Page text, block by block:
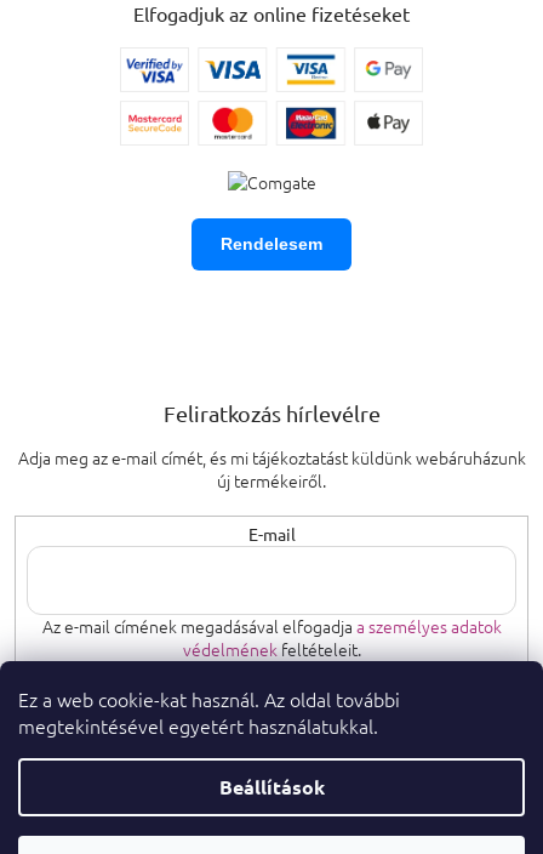
Ez a web cookie-kat használ. Az oldal további
megtekintésével egyetért használatukkal.
Beállítások
Elfogadjuk az online fizetéseket
Rendelesem
Feliratkozás hírlevélre
Adja meg az e-mail címét, és mi tájékoztatást küldünk webáruházunk
új termékeiről.
E-mail
Az e-mail címének megadásával elfogadja a személyes adatok
védelménekfeltételeit.
FELIRATKOZÁS
Copyright 2026parfumeshop.hu. Minden jog fenntartva.